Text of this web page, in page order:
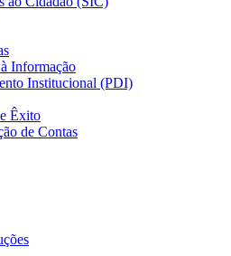
Informação
Institucional (PDI)
Êxito
de Contas